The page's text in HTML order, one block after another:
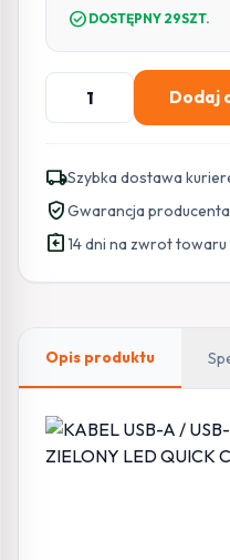
check_circle DOSTĘPNY 29SZT.
ilość
KABEL
A
/
USB-
C
200cm
QUICK
CHARGE
Dodaj
local_shippingSzybka dostawa
verified_userGwarancja
assignment_return14 dni na zwrot towaru
Opis produktu